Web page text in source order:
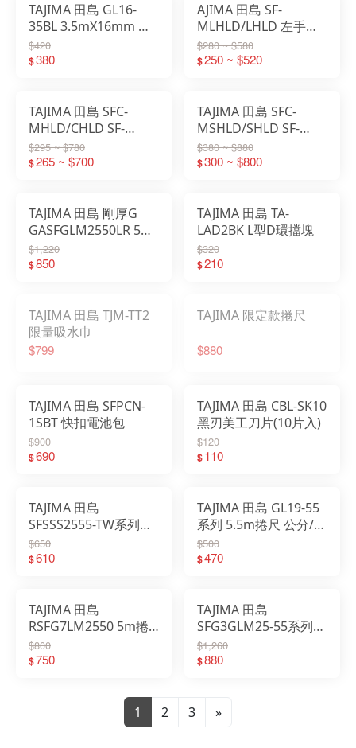
TAJIMA 田島 GL16-
35BL 3.5mX16mm 捲
尺
$420
$380
AJIMA 田島 SF-
MLHLD/LHLD 左手用
快扣
$280 ~ $580
$250 ~ $520
TAJIMA 田島 SFC-
MHLD/CHLD SF-
MHLD/CHLD 橫向快扣
$295 ~ $780
$265 ~ $700
TAJIMA 田島 SFC-
MSHLD/SHLD SF-
MSHLD/SHLD 窄版快
扣
$380 ~ $880
$300 ~ $800
TAJIMA 田島 剛厚G
GASFGLM2550LR 5m
捲尺 右基點
$1,220
$850
TAJIMA 田島 TA-
LAD2BK L型D環擋塊
$320
$210
TAJIMA 田島 TJM-TT2
限量吸水巾
$799
TAJIMA 限定款捲尺
$880
TAJIMA 田島 SFPCN-
1SBT 快扣電池包
$900
$690
TAJIMA 田島 CBL-SK10
黑刃美工刀片(10片入)
$120
$110
TAJIMA 田島
SFSSS2555-TW系列
5.5m捲尺 附安全扣 公
分/台尺/魯班
$650
$610
TAJIMA 田島 GL19-55
系列 5.5m捲尺 公分/台
尺
$500
$470
TAJIMA 田島
RSFG7LM2550 5m捲
尺 / 公分 迴旋式快扣
$800
$750
TAJIMA 田島
SFG3GLM25-55系列
5.5m捲尺 公分/台尺/
魯班
$1,260
$880
1 2 3 »